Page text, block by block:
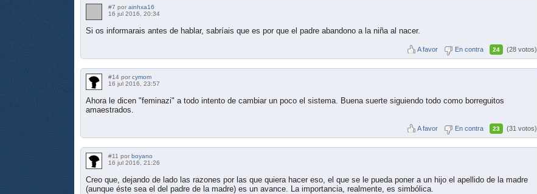
#7 por ainhxa16
16 jul 2016, 20:34
Si os informarais antes de hablar, sabríais que es por que el padre abandono a la niña al nacer.
A favor En contra 24 (28 votos)
#14 por cymom
16 jul 2016, 23:57
Ahora le dicen "feminazi" a todo intento de cambiar un poco el sistema. Buena suerte siguiendo todo como borreguitos
amaestrados.
A favor En contra 23 (31 votos)
#11 por boyano
16 jul 2016, 21:26
Creo que, dejando de lado las razones por las que quiera hacer eso, el que se le pueda poner a un hijo el apellido de la madre
(aunque éste sea el del padre de la madre) es un avance. La importancia, realmente, es simbólica.